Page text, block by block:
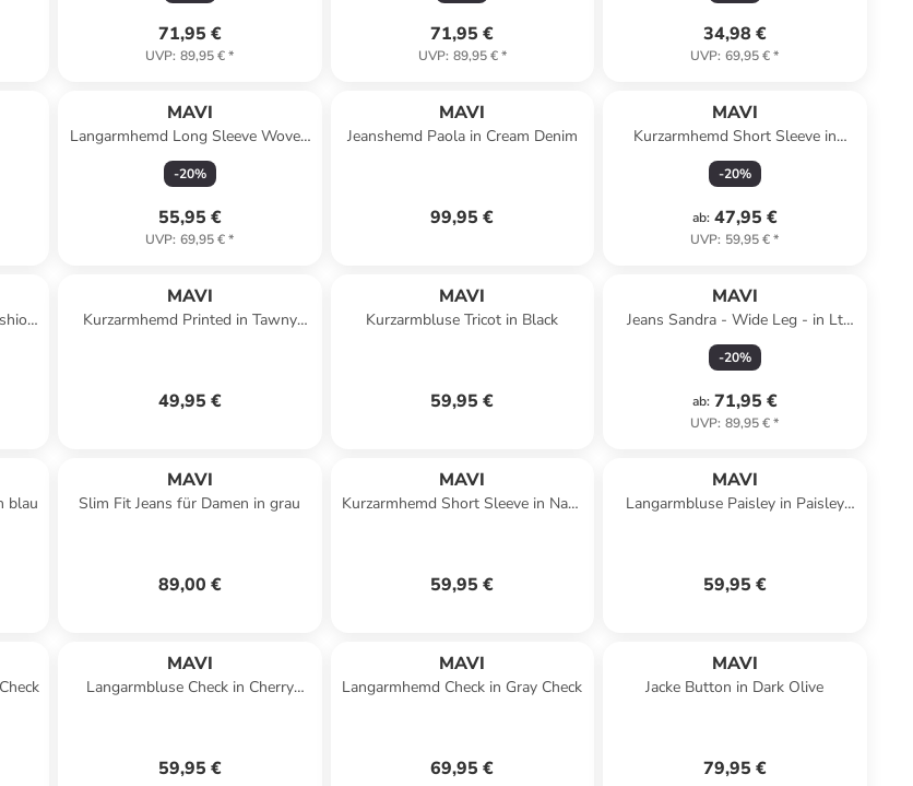
71,95 €
UVP: 89,95 €*
71,95 €
UVP: 89,95 €*
34,98 €
UVP: 69,95 €*
MAVI
Langarmhemd Long Sleeve Woven
in Antique White
-20%
55,95 €
UVP: 69,95 €*
MAVI
Jeanshemd Paola in Cream Denim
99,95 €
MAVI
Kurzarmhemd Short Sleeve in
Moonstruck
-20%
ab: 47,95 €
UVP: 59,95 €*
MAVI
Kurzarmhemd Printed in Tawny
49,95 €
MAVI
Kurzarmbluse Tricot in Black
59,95 €
MAVI
Jeans Sandra - Wide Leg - in Lt
Brushed Denim
-20%
ab: 71,95 €
UVP: 89,95 €*
blau
MAVI
Slim Fit Jeans für Damen in grau
89,00 €
MAVI
Kurzarmhemd Short Sleeve in Navy
59,95 €
MAVI
Langarmbluse Paisley in Paisley
59,95 €
MAVI
Langarmbluse Check in Cherry
59,95 €
MAVI
Langarmhemd Check in Gray Check
69,95 €
MAVI
Jacke Button in Dark Olive
79,95 €